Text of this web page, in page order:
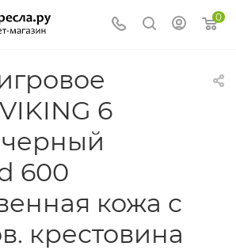
0
6
черный
600
кожа с
крестовина